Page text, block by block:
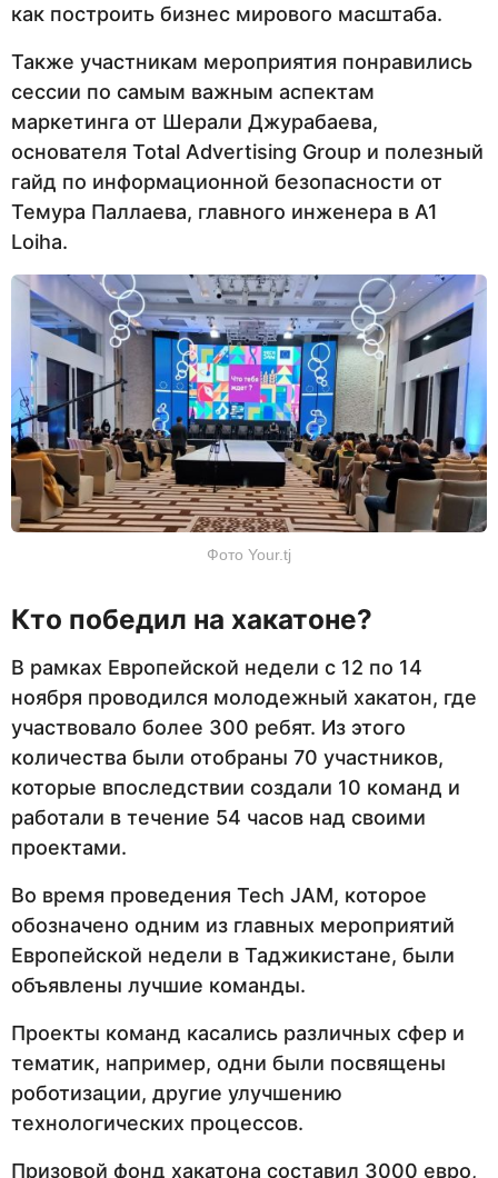
как построить бизнес мирового масштаба.
Также участникам мероприятия понравились
сессии по самым важным аспектам
маркетинга от Шерали Джурабаева,
основателя Total Advertising Group и полезный
гайд по информационной безопасности от
Темура Паллаева, главного инженера в A1
Loiha.
Фото Your.tj
Кто победил на хакатоне?
В рамках Европейской недели с 12 по 14
ноября проводился молодежный хакатон, где
участвовало более 300 ребят. Из этого
количества были отобраны 70 участников,
которые впоследствии создали 10 команд и
работали в течение 54 часов над своими
проектами.
Во время проведения Tech JAM, которое
обозначено одним из главных мероприятий
Европейской недели в Таджикистане, были
объявлены лучшие команды.
Проекты команд касались различных сфер и
тематик, например, одни были посвящены
роботизации, другие улучшению
технологических процессов.
Призовой фонд хакатона составил 3000 евро,